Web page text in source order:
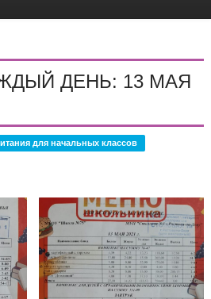
ДЕНЬ: 13 МАЯ
для начальных классов